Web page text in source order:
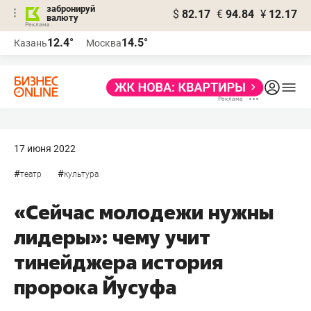
забронируй
валюту
$ 82.17 € 94.84 ¥ 12.17
Казань12.4° Москва14.5°
17 июня 2022
#театр #культура
«Сейчас молодежи нужны
лидеры»: чему учит
тинейджера история
пророка Йусуфа